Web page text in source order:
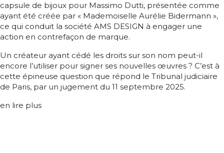
capsule de bijoux pour Massimo Dutti, présentée comme
ayant été créée par « Mademoiselle Aurélie Bidermann »,
ce qui conduit la société AMS DESIGN à engager une
action en contrefaçon de marque.
Un créateur ayant cédé les droits sur son nom peut-il
encore l’utiliser pour signer ses nouvelles œuvres ? C’est à
cette épineuse question que répond le Tribunal judiciaire
de Paris, par un jugement du 11 septembre 2025.
en lire plus